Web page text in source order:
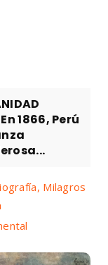
1866, Perú
Milagros